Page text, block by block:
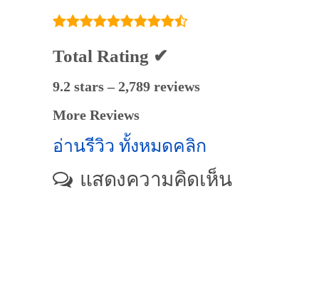
บาส นันทวัฒน์ ถนอม
ภักดิ์ @หมู่บ้านวิลล่า
นารา ต.ตลาด
อ.เมืองมหาสารคาม
Total Rating ✔
9.2 stars – 2,789 reviews
More Reviews
อ่านรีวิว ทั้งหมดคลิก
แสดงความคิดเห็น